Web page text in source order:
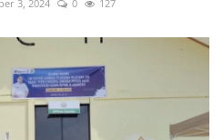
3, 2024 0 127